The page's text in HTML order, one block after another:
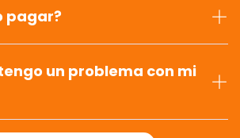
pagar?
un problema con mi